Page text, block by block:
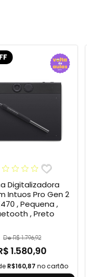
Digitalizadora
Intuos Pro Gen 2
, Pequena ,
, Preto
De R$ 1.796,92
1.580,90
R$160,87 no cartão